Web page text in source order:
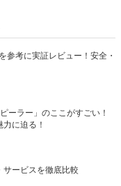
参考に実証レビュー！安全・
ーラー」のここがすごい！
に迫る！
ービスを徹底比較